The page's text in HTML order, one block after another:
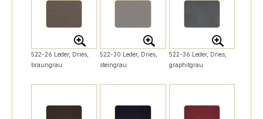
522-26 Leder, Dries,
braungrau
522-30 Leder, Dries,
steingrau
522-36 Leder, Dries,
graphitgrau